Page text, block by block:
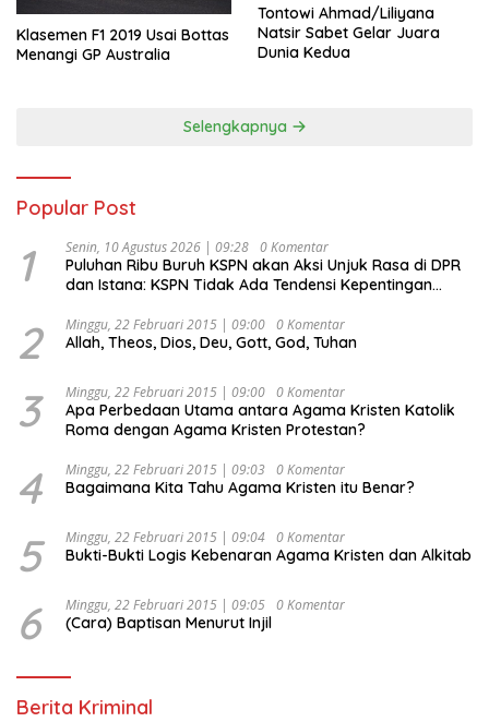
Klasemen F1 2019 Usai Bottas
Menangi GP Australia
Tontowi Ahmad/Liliyana
Natsir Sabet Gelar Juara
Dunia Kedua
Selengkapnya
Popular Post
1 Senin, 10 Agustus 2026 | 09:28 0 Komentar
Puluhan Ribu Buruh KSPN akan Aksi Unjuk Rasa di DPR
dan Istana: KSPN Tidak Ada Tendensi Kepentingan
2 Minggu, 22 Februari 2015 | 09:00 0 Komentar
Allah, Theos, Dios, Deu, Gott, God, Tuhan
3 Minggu, 22 Februari 2015 | 09:00 0 Komentar
Apa Perbedaan Utama antara Agama Kristen Katolik
Roma dengan Agama Kristen Protestan?
4 Minggu, 22 Februari 2015 | 09:03 0 Komentar
Bagaimana Kita Tahu Agama Kristen itu Benar?
5 Minggu, 22 Februari 2015 | 09:04 0 Komentar
Bukti-Bukti Logis Kebenaran Agama Kristen dan Alkitab
6 Minggu, 22 Februari 2015 | 09:05 0 Komentar
(Cara) Baptisan Menurut Injil
Berita Kriminal